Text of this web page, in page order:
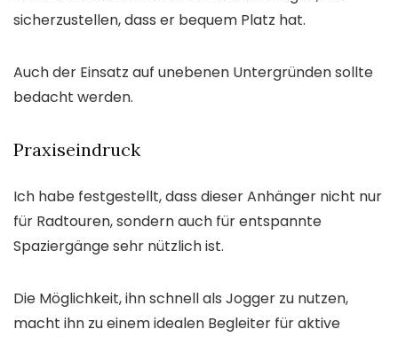
sicherzustellen, dass er bequem Platz hat.
Auch der Einsatz auf unebenen Untergründen sollte
bedacht werden.
Praxiseindruck
Ich habe festgestellt, dass dieser Anhänger nicht nur
für Radtouren, sondern auch für entspannte
Spaziergänge sehr nützlich ist.
Die Möglichkeit, ihn schnell als Jogger zu nutzen,
macht ihn zu einem idealen Begleiter für aktive